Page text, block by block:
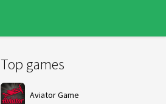
Top games
Aviator Game